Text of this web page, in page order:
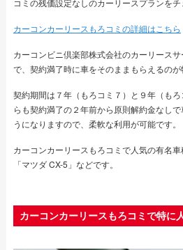
カーコンカーリースもろコミの詳細はこちら
カーコンビニ倶楽部株式会社のカーリース
で、契約満了時に車をそのままもらえるのが
契約期間は７年（もろコミ７）と９年（も
らも契約満了の２年前から原則解約金なし
うになりますので、柔軟な利用が可能です。
カーコンカーリースもろコミで人気の有名車
「マツダ CX-5」などです。
カーコンカーリースもろコミで特に